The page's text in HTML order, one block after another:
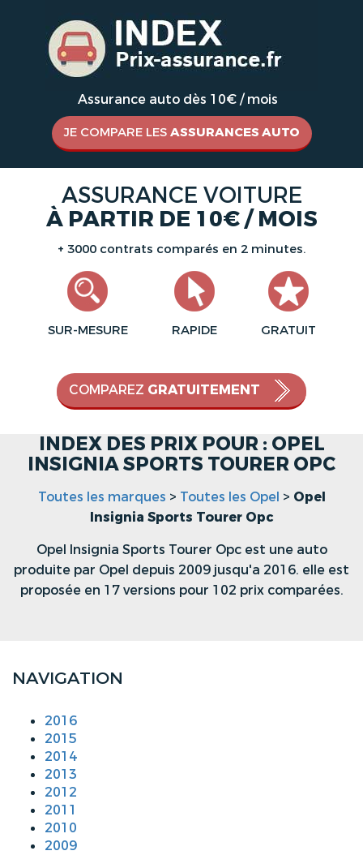
Assurance auto dès 10€ / mois
JE COMPARE LES ASSURANCES AUTO
ASSURANCE VOITURE
À PARTIR DE 10€ / MOIS
+ 3000 contrats comparés en 2 minutes.
SUR-MESURE RAPIDE GRATUIT
COMPAREZ GRATUITEMENT
INDEX DES PRIX POUR : OPEL
INSIGNIA SPORTS TOURER OPC
Toutes les marques > Toutes les Opel > Opel
Insignia Sports Tourer Opc
Opel Insignia Sports Tourer Opc est une auto
produite par Opel depuis 2009 jusqu'a 2016. elle est
proposée en 17 versions pour 102 prix comparées.
NAVIGATION
2016
2015
2014
2013
2012
2011
2010
2009